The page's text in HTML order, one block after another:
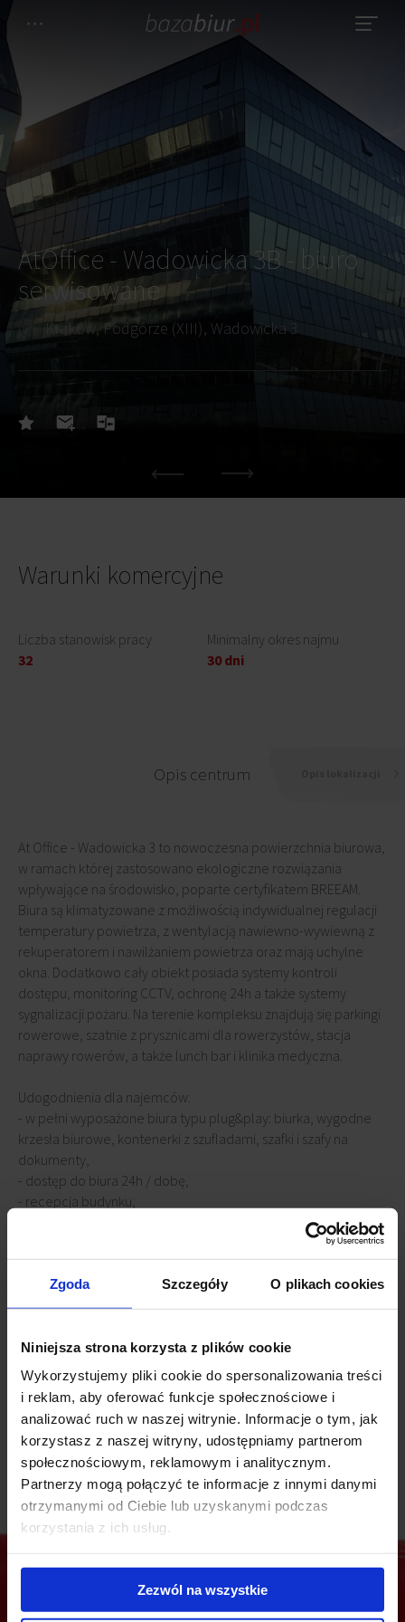
Zgoda Szczegóły O plikach cookies
Niniejsza strona korzysta z plików cookie
Wykorzystujemy pliki cookie do spersonalizowania treści
i reklam, aby oferować funkcje społecznościowe i
analizować ruch w naszej witrynie. Informacje o tym, jak
korzystasz z naszej witryny, udostępniamy partnerom
społecznościowym, reklamowym i analitycznym.
Partnerzy mogą połączyć te informacje z innymi danymi
otrzymanymi od Ciebie lub uzyskanymi podczas
korzystania z ich usług.
Zezwól na wszystkie
AtOffice - Wadowicka 3B - biuro
serwisowane
Kraków, Podgórze (XIII), Wadowicka 3
Warunki komercyjne
Liczba stanowisk pracy
32
Minimalny okres najmu
30 dni
Opis centrum
At Office - Wadowicka 3 to nowoczesna powierzchnia biurowa,
w ramach której zastosowano ekologiczne rozwiązania
wpływające na środowisko, poparte certyfikatem BREEAM.
Biura są klimatyzowane z możliwością indywidualnej regulacji
temperatury powietrza, z wentylacją nawiewno-wywiewną z
rekuperatorem i nawilżaniem powietrza oraz mają uchylne
okna. Dodatkowo cały obiekt posiada systemy kontroli
dostępu, monitoring CCTV, ochronę 24h a także systemy
sygnalizacji pożaru. Na terenie kompleksu znajdują się parkingi
rowerowe, szatnie z prysznicami dla rowerzystów, stacja
naprawy rowerów, a także lunch bar i klinika medyczna.
Udogodnienia dla najemców:
- w pełni wyposażone biura typu plug&play: biurka, wygodne
krzesła biurowe, kontenerki z szufladami, szafki i szafy na
dokumenty,
- dostęp do biura 24h / dobę,
- recepcja budynku,
- szybki Internet (światłowód) 100/100 Mbs,
- kolorowa drukarka i skaner,
- w pełni wyposażona kuchnia (kawa z ekspresu, mleko,
- strefa wypoczynku,
- salka konferencyjna (ilość godzin w zależności od ilości
wynajętych biurek),
- codzienne sprzątanie biura,
- obsługa Administratora Budynku.